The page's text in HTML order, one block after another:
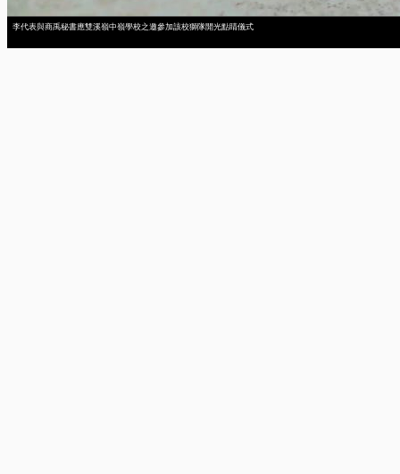
李代表與商禹秘書應雙溪嶺中嶺學校之邀參加該校獅隊開光點睛儀式